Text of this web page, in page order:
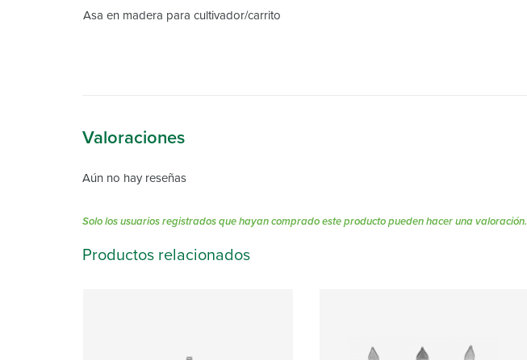
Asa en madera para cultivador/carrito
Valoraciones
Aún no hay reseñas
Solo los usuarios registrados que hayan comprado este producto pueden hacer una valoración.
Productos relacionados